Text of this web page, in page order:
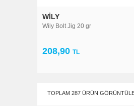
WILY
Wily Bolt Jig 20 gr
208,90TL
TOPLAM 287 ÜRÜN